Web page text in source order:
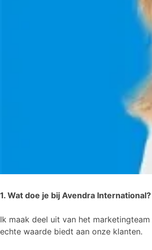
1. Wat doe je bij Avendra International?
Ik maak deel uit van het
echte waarde biedt aan onze klanten.